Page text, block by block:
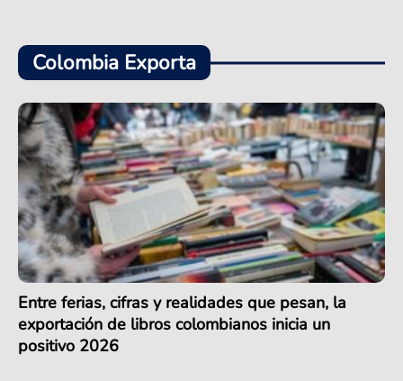
Colombia Exporta
Entre ferias, cifras y realidades que pesan, la
exportación de libros colombianos inicia un
positivo 2026